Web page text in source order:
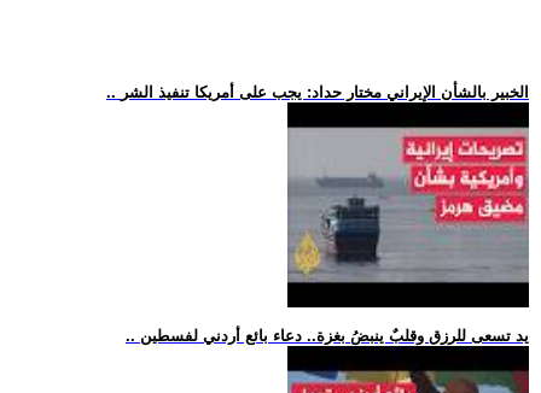
.. الخبير بالشأن الإيراني مختار حداد: يجب على أمريكا تنفيذ الشر
.. يد تسعى للرزق وقلبٌ ينبضُ بغزة.. دعاء بائع أردني لفسطين